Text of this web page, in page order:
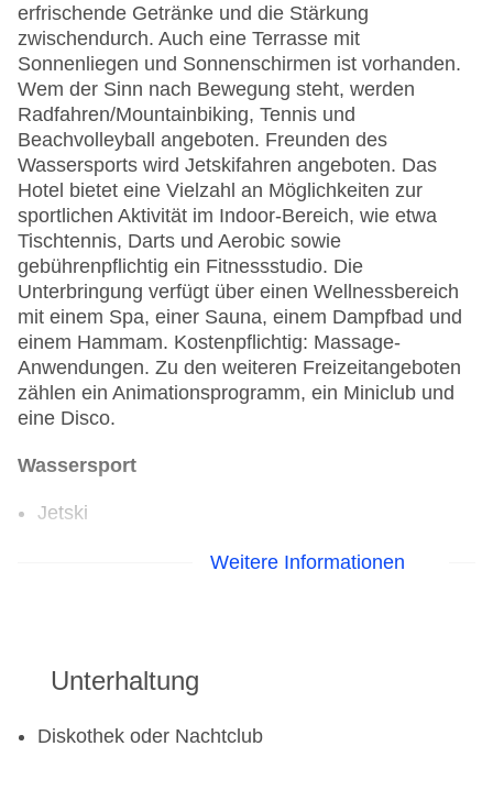
erfrischende Getränke und die Stärkung
zwischendurch. Auch eine Terrasse mit
Sonnenliegen und Sonnenschirmen ist vorhanden.
Wem der Sinn nach Bewegung steht, werden
Radfahren/Mountainbiking, Tennis und
Beachvolleyball angeboten. Freunden des
Wassersports wird Jetskifahren angeboten. Das
Hotel bietet eine Vielzahl an Möglichkeiten zur
sportlichen Aktivität im Indoor-Bereich, wie etwa
Tischtennis, Darts und Aerobic sowie
gebührenpflichtig ein Fitnessstudio. Die
Unterbringung verfügt über einen Wellnessbereich
mit einem Spa, einer Sauna, einem Dampfbad und
einem Hammam. Kostenpflichtig: Massage-
Anwendungen. Zu den weiteren Freizeitangeboten
zählen ein Animationsprogramm, ein Miniclub und
eine Disco.
Wassersport
Jetski
Weitere Informationen
Unterhaltung
Diskothek oder Nachtclub